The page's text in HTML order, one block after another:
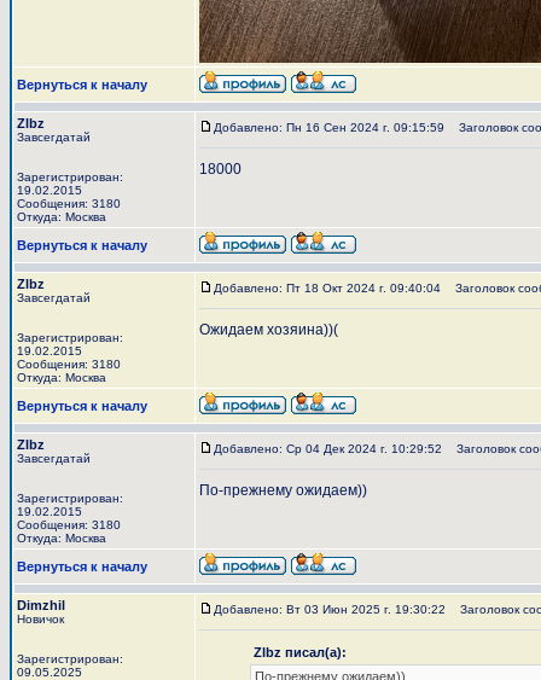
Вернуться к началу
Zlbz
Завсегдатай
Зарегистрирован:
19.02.2015
Сообщения: 3180
Откуда: Москва
Добавлено: Пн 16 Сен 2024 г. 09:15:59 Заголовок
18000
Вернуться к началу
Zlbz
Завсегдатай
Зарегистрирован:
19.02.2015
Сообщения: 3180
Откуда: Москва
Добавлено: Пт 18 Окт 2024 г. 09:40:04 Заголовок
Ожидаем хозяина))(
Вернуться к началу
Zlbz
Завсегдатай
Зарегистрирован:
19.02.2015
Сообщения: 3180
Откуда: Москва
Добавлено: Ср 04 Дек 2024 г. 10:29:52 Заголовок
По-прежнему ожидаем))
Вернуться к началу
Dimzhil
Новичок
Зарегистрирован:
09.05.2025
Добавлено: Вт 03 Июн 2025 г. 19:30:22 Заголовок
Zlbz писал(а):
По-прежнему ожидаем))